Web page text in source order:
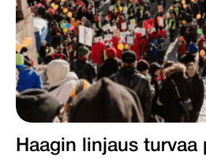
Haagin linjaus turvaa